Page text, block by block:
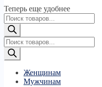
Теперь еще удобнее
Поиск
товаров
Поиск
товаров
Женщинам
Мужчинам